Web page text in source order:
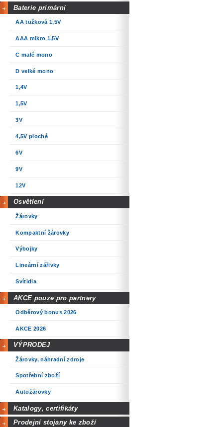
Baterie primární
AA tužková 1,5V
AAA mikro 1,5V
C malé mono
D velké mono
1,4V
1,5V
3V
4,5V ploché
6V
9V
12V
Osvětlení
Žárovky
Kompaktní žárovky
Výbojky
Lineární zářivky
Svítidla
AKCE pouze pro partnery
Odběrový bonus 2026
AKCE 2026
VÝPRODEJ
Žárovky, náhradní zdroje
Spotřební zboží
Autožárovky
Katalogy, certifikáty
Prodejní stojany ke zboží